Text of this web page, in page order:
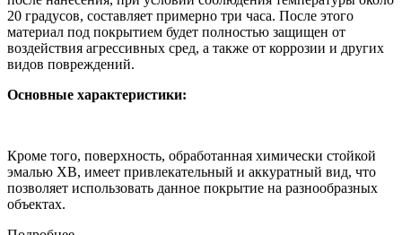
20 градусов, составляет примерно три часа. После этого
материал под покрытием будет полностью защищен от
воздействия агрессивных сред, а также от коррозии и других
видов повреждений.
Основные характеристики:
Кроме того, поверхность, обработанная химически стойкой
эмалью ХВ, имеет привлекательный и аккуратный вид, что
позволяет использовать данное покрытие на разнообразных
объектах.